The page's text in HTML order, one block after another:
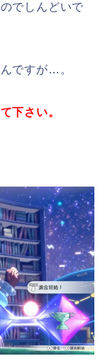
でしんどいで
ですが…。
下さい。